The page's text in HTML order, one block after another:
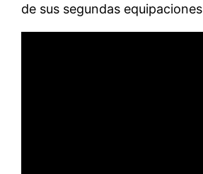
de sus segundas